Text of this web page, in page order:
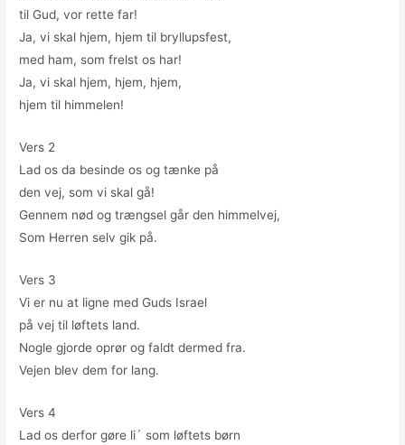
til Gud, vor rette far!
Ja, vi skal hjem, hjem til bryllupsfest,
med ham, som frelst os har!
Ja, vi skal hjem, hjem, hjem,
hjem til himmelen!
Vers 2
Lad os da besinde os og tænke på
den vej, som vi skal gå!
Gennem nød og trængsel går den himmelvej,
Som Herren selv gik på.
Vers 3
Vi er nu at ligne med Guds Israel
på vej til løftets land.
Nogle gjorde oprør og faldt dermed fra.
Vejen blev dem for lang.
Vers 4
Lad os derfor gøre li´ som løftets børn